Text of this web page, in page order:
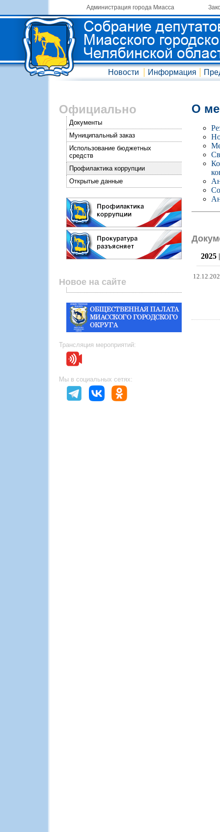
Администрация города Миасса
Новости Информация
Официально
Документы
Муниципальный заказ
Использование бюджетных
средств
Профилактика коррупции
Открытые данные
Новое на сайте
Трансляция мероприятий:
Мы в социальных сетях:
О
2025